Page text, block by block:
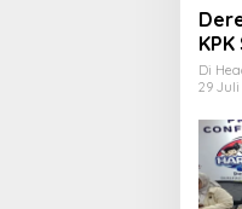
Di
29 Juli